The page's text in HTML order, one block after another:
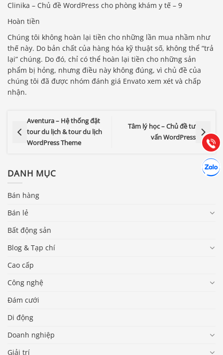
Clinika – Chủ đề WordPress cho phòng khám y tế – 9
Hoàn tiền
Chúng tôi không hoàn lại tiền cho những lần mua nhầm như
thế này. Do bản chất của hàng hóa kỹ thuật số, không thể “trả
lại” chúng. Do đó, chỉ có thể hoàn lại tiền cho những sản
phẩm bị hỏng, nhưng điều này không đúng, vì chủ đề của
chúng tôi đã được nhóm đánh giá Envato xem xét và chấp
nhận.
Aventura – Hệ thống đặt
tour du lịch & tour du lịch
WordPress Theme
Tâm lý học – Chủ đề tư
vấn WordPress
DANH MỤC
Bán hàng
Bán lẻ
Bất động sản
Blog & Tạp chí
Cao cấp
Công nghệ
Đám cưới
Di động
Doanh nghiệp
Giải trí
Gọi
Báo giá & Đặt hàng:
Hướng dẫn & Hỗ trợ:
(028) 22.166.144
Chát
Tư vấn